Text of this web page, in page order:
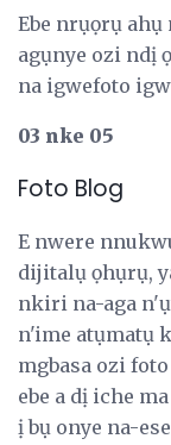
Ebe nrụọrụ
agụnye ozi ndị
na igwefoto
03 nke 05
Foto Blog
E nwere
dijitalụ ọhụrụ,
nkiri na-aga
n'ime atụmatụ
mgbasa ozi
ebe a dị iche
ị bụ onye na-